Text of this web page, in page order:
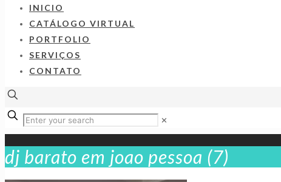
INICIO
CATÁLOGO VIRTUAL
PORTFOLIO
SERVIÇOS
CONTATO
✕
dj barato em joao pessoa (7)